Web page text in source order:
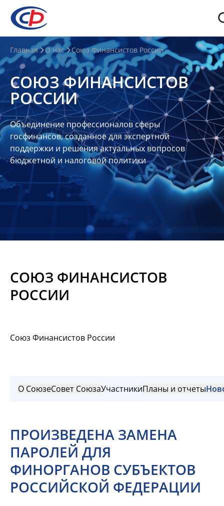
О
нас
О
СФР
Совет
Союза
Участники
Планы
отчеты
Контакты
Материалы
Главная О нас Союз Финансистов России
СОЮЗ ФИНАНСИСТОВ
РОССИИ
Объединение профессионалов сферы
госфинансов, созданное для экспертной
поддержки и решения актуальных вопросов
бюджетной и налоговой политики
СОЮЗ ФИНАНСИСТОВ
РОССИИ
Союз Финансистов России
О СоюзеСовет СоюзаУчастникиПланы и отчеты
ПРОИЗВЕДЕНА ЗАМЕНА
ПАРОЛЕЙ ДЛЯ
ФИНОРГАНОВ СУБЪЕКТОВ
РОССИЙСКОЙ ФЕДЕРАЦИИ